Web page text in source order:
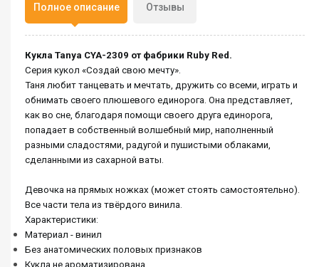
Полное описание Отзывы
Кукла Tanya CYA-2309 от фабрики Ruby Red.
Серия кукол «Создай свою мечту».
Таня любит танцевать и мечтать, дружить со всеми, играть и
обнимать своего плюшевого единорога. Она представляет,
как во сне, благодаря помощи своего друга единорога,
попадает в собственный волшебный мир, наполненный
разными сладостями, радугой и пушистыми облаками,
сделанными из сахарной ваты.
Девочка на прямых ножках (может стоять самостоятельно).
Все части тела из твёрдого винила.
Характеристики:
Материал - винил
Без анатомических половых признаков
Кукла не ароматизирована